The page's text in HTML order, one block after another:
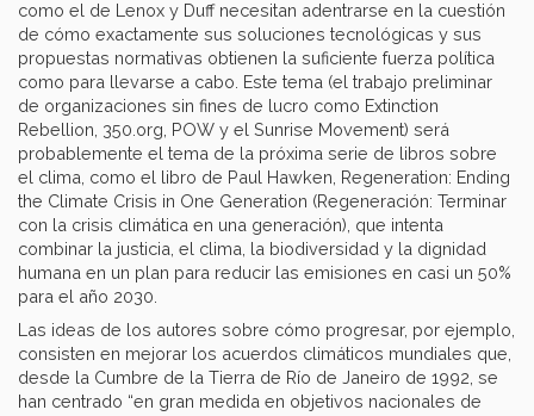
como el de Lenox y Duff necesitan adentrarse en la cuestión
de cómo exactamente sus soluciones tecnológicas y sus
propuestas normativas obtienen la suficiente fuerza política
como para llevarse a cabo. Este tema (el trabajo preliminar
de organizaciones sin fines de lucro como Extinction
Rebellion, 350.org, POW y el Sunrise Movement) será
probablemente el tema de la próxima serie de libros sobre
el clima, como el libro de Paul Hawken, Regeneration: Ending
the Climate Crisis in One Generation (Regeneración: Terminar
con la crisis climática en una generación), que intenta
combinar la justicia, el clima, la biodiversidad y la dignidad
humana en un plan para reducir las emisiones en casi un 50%
para el año 2030.
Las ideas de los autores sobre cómo progresar, por ejemplo,
consisten en mejorar los acuerdos climáticos mundiales que,
desde la Cumbre de la Tierra de Río de Janeiro de 1992, se
han centrado “en gran medida en objetivos nacionales de